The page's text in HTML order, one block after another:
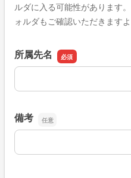
ルダに入る可能性があります
ォルダもご確認いただきます
所属先名
所属先名
備考
備考